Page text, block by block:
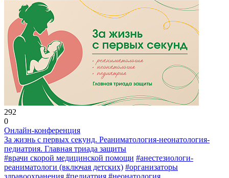
292
0
Онлайн-конференция
За жизнь с первых секунд. Реаниматология-неонатология-
педиатрия. Главная триада защиты
#врачи скорой медицинской помощи #анестезиологи-
реаниматологи (включая детских) #организаторы
здравоохранения #педиатрия #неонатология